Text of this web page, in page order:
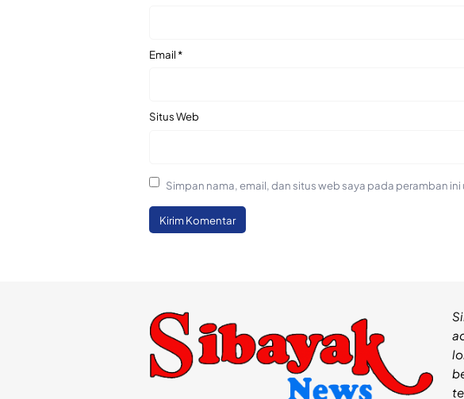
Email*
Situs Web
Simpan nama, email, dan situs web saya pada peramban